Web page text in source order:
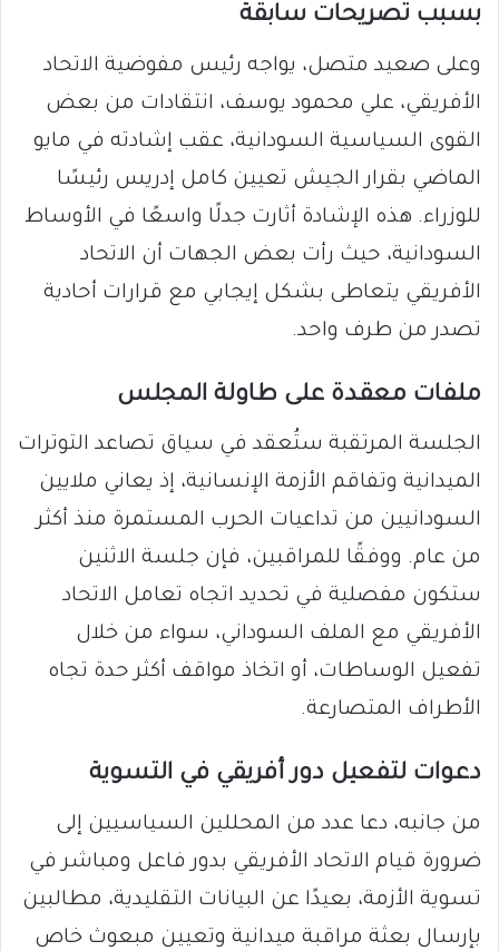
بسبب تصريحات سابقة
وعلى صعيد متصل، يواجه رئيس مفوضية الاتحاد
الأفريقي، علي محمود يوسف، انتقادات من بعض
القوى السياسية السودانية، عقب إشادته في مايو
الماضي بقرار الجيش تعيين كامل إدريس رئيسًا
للوزراء. هذه الإشادة أثارت جدلًا واسعًا في الأوساط
السودانية، حيث رأت بعض الجهات أن الاتحاد
الأفريقي يتعاطى بشكل إيجابي مع قرارات أحادية
تصدر من طرف واحد.
ملفات معقدة على طاولة المجلس
الجلسة المرتقبة ستُعقد في سياق تصاعد التوترات
الميدانية وتفاقم الأزمة الإنسانية، إذ يعاني ملايين
السودانيين من تداعيات الحرب المستمرة منذ أكثر
من عام. ووفقًا للمراقبين، فإن جلسة الاثنين
ستكون مفصلية في تحديد اتجاه تعامل الاتحاد
الأفريقي مع الملف السوداني، سواء من خلال
تفعيل الوساطات، أو اتخاذ مواقف أكثر حدة تجاه
الأطراف المتصارعة.
دعوات لتفعيل دور أفريقي في التسوية
من جانبه، دعا عدد من المحللين السياسيين إلى
ضرورة قيام الاتحاد الأفريقي بدور فاعل ومباشر في
تسوية الأزمة، بعيدًا عن البيانات التقليدية، مطالبين
بإرسال بعثة مراقبة ميدانية وتعيين مبعوث خاص